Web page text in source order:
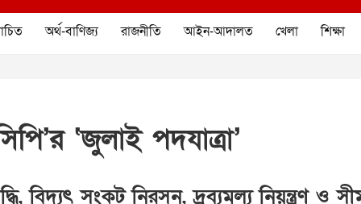
অর্থ-বাণিজ্য রাজনীতি আইন-আদালত খেলা শিক্ষা
‘জুলাই পদযাত্রা’
বিদ্যুৎ সংকট নিরসন, দ্রব্যমূল্য নিয়ন্ত্রণ ও